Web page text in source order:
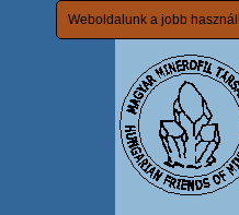
Weboldalunk a jobb